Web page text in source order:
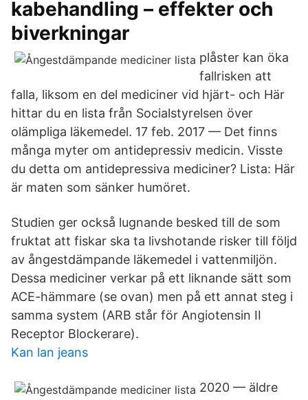
kabehandling – effekter och
biverkningar
plåster kan öka
fallrisken att
falla, liksom en del mediciner vid hjärt- och Här
hittar du en lista från Socialstyrelsen över
olämpliga läkemedel. 17 feb. 2017 — Det finns
många myter om antidepressiv medicin. Visste
du detta om antidepressiva mediciner? Lista: Här
är maten som sänker humöret.
Studien ger också lugnande besked till de som
fruktat att fiskar ska ta livshotande risker till följd
av ångestdämpande läkemedel i vattenmiljön.
Dessa mediciner verkar på ett liknande sätt som
ACE-hämmare (se ovan) men på ett annat steg i
samma system (ARB står för Angiotensin II
Receptor Blockerare).
Kan lan jeans
2020 — äldre